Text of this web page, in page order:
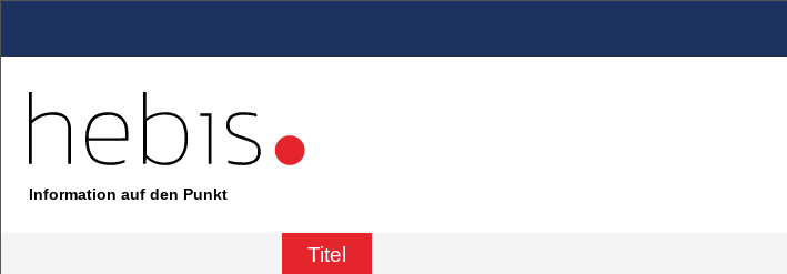
Information auf den Punkt
Titel